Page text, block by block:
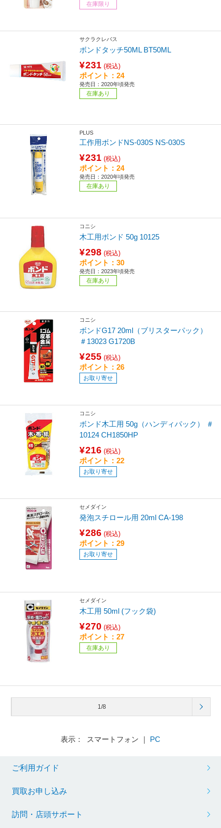
在庫限り
サクラクレパス
ボンドタッチ50ML BT50ML
¥231 (税込)
ポイント：24
発売日：2020年頃発売
在庫あり
PLUS
工作用ボンドNS-030S NS-030S
¥231 (税込)
ポイント：24
発売日：2020年頃発売
在庫あり
コニシ
木工用ボンド 50g 10125
¥298 (税込)
ポイント：30
発売日：2023年頃発売
在庫あり
コニシ
ボンドG17 20ml（ブリスターパック）
＃13023 G1720B
¥255 (税込)
ポイント：26
お取り寄せ
コニシ
ボンド木工用 50g（ハンディパック） ＃
10124 CH1850HP
¥216 (税込)
ポイント：22
お取り寄せ
セメダイン
発泡スチロール用 20ml CA-198
¥286 (税込)
ポイント：29
お取り寄せ
セメダイン
木工用 50ml (フック袋)
¥270 (税込)
ポイント：27
在庫あり
1/8
表示： スマートフォン ｜ PC
ご利用ガイド
買取お申し込み
訪問・店頭サポート